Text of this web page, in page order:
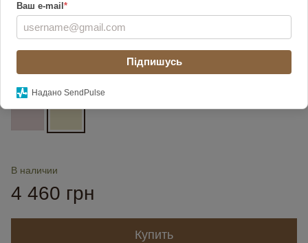
Ваш e-mail *
Підпишусь
Надано SendPulse
Цвет
В наличии
4 460 грн
Купить